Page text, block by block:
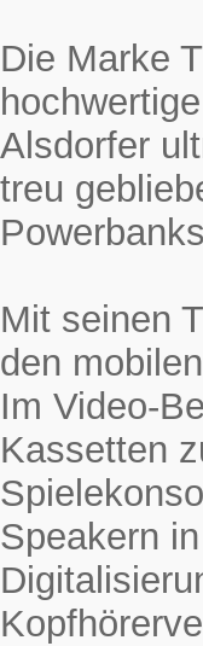
Die Marke
Alsdorfer
treu
Mit seinen
den
Im Video-
Kassetten
Speakern